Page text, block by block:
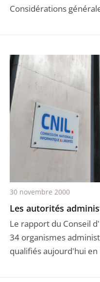
Considérations
Les autorités
Le rapport du Conseil
34 organismes
qualifiés aujourd'hui en
30 novembre 2000